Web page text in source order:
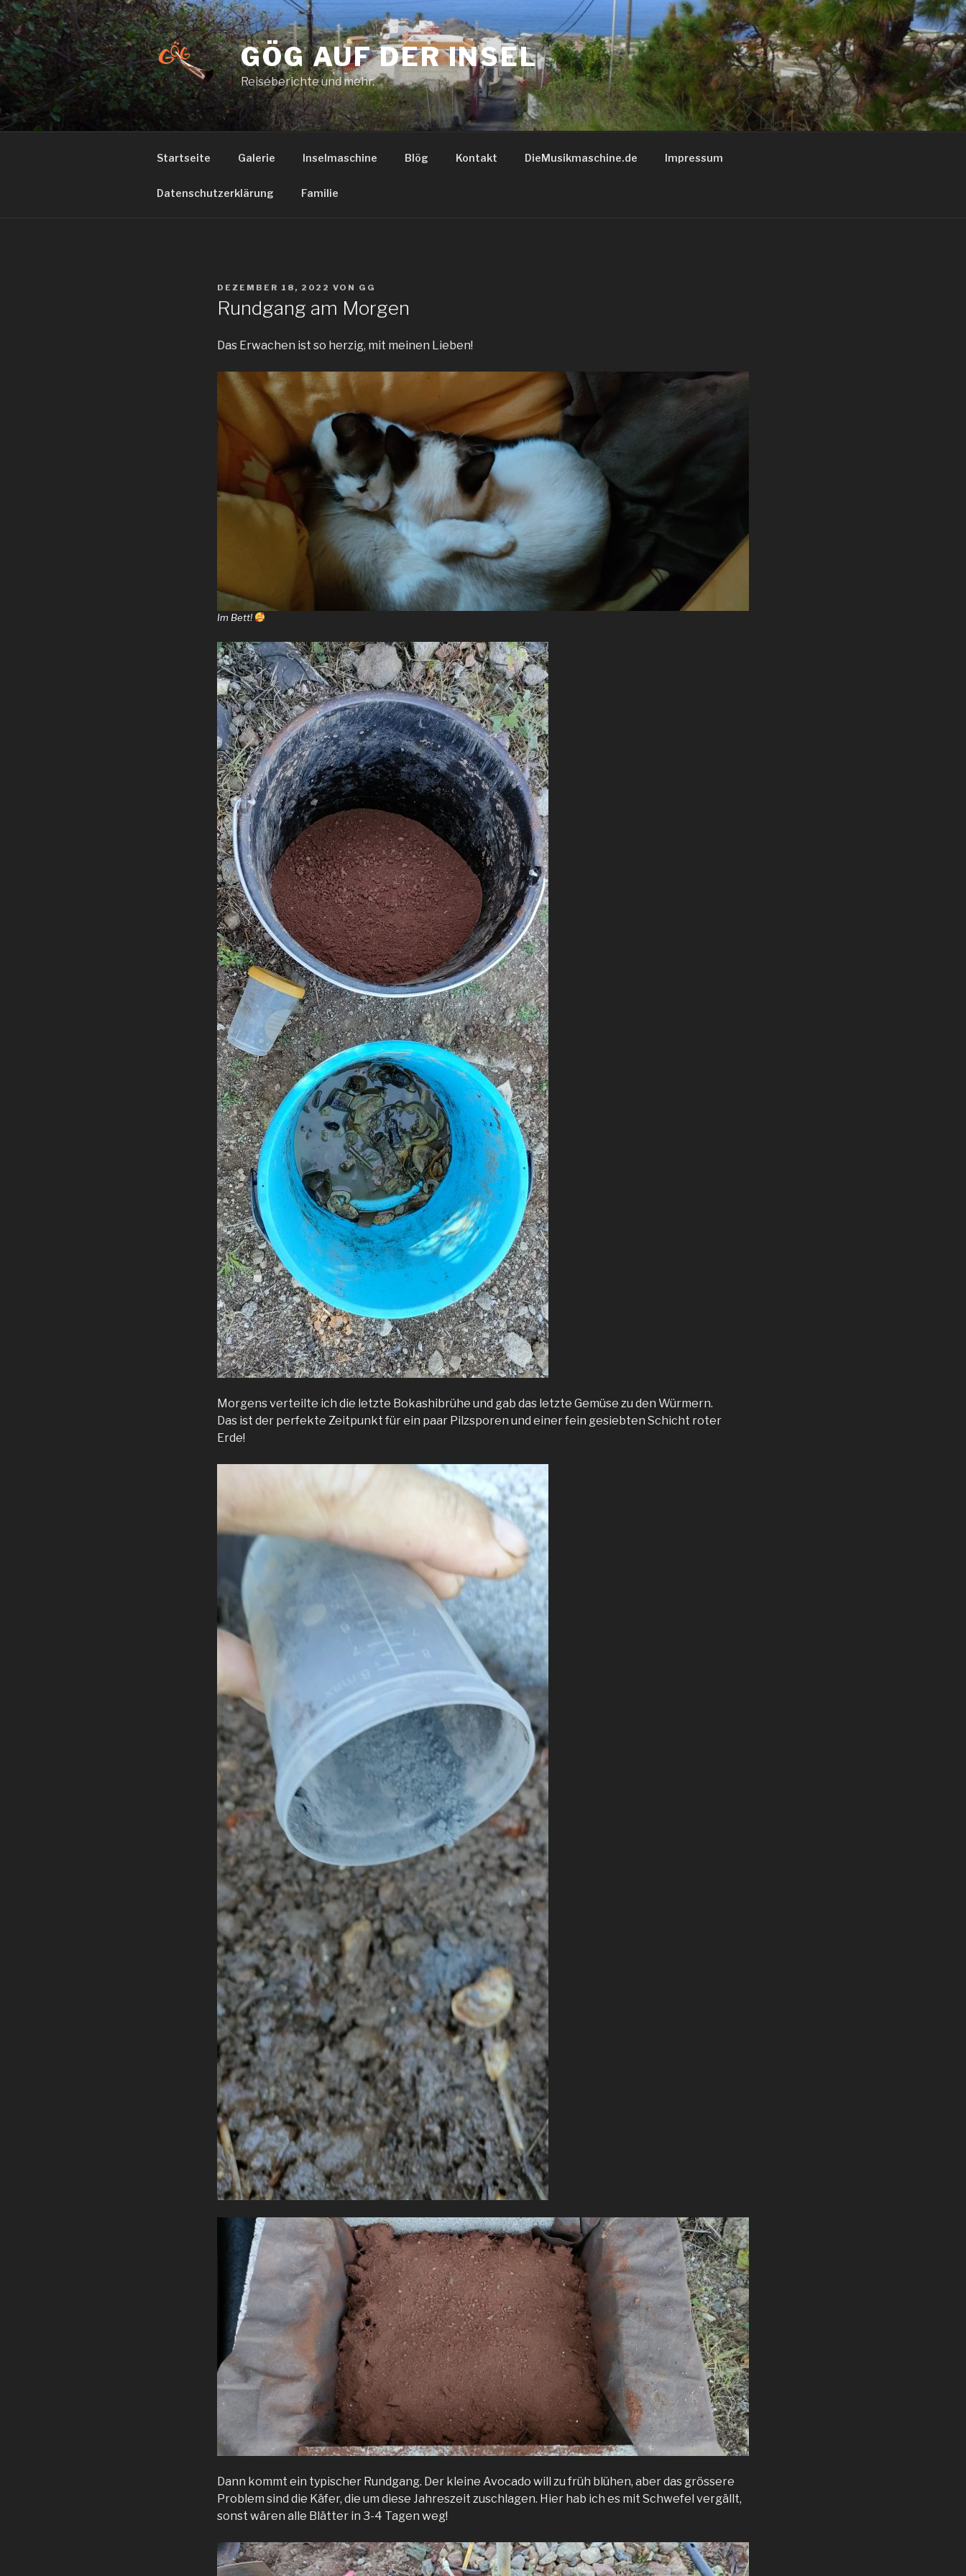
Zum
Inhalt
springen
GÖG AUF DER INSEL
Reiseberichte und mehr.
Startseite Galerie Inselmaschine Blög Kontakt DieMusikmaschine.de Impressum
Datenschutzerklärung Familie
VERÖFFENTLICHT
DEZEMBER 18, 2022 VON GG
Rundgang am Morgen
Das Erwachen ist so herzig, mit meinen Lieben!
Im Bett!
Morgens verteilte ich die letzte Bokashibrühe und gab das letzte Gemüse zu den Würmern.
Das ist der perfekte Zeitpunkt für ein paar Pilzsporen und einer fein gesiebten Schicht roter
Erde!
Dann kommt ein typischer Rundgang. Der kleine Avocado will zu früh blühen, aber das grössere
Problem sind die Käfer, die um diese Jahreszeit zuschlagen. Hier hab ich es mit Schwefel vergällt,
sonst wären alle Blätter in 3-4 Tagen weg!